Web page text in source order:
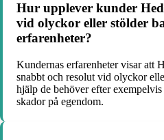
Hur upplever kunder
vid olyckor eller stölder
erfarenheter?
Kundernas erfarenheter visar att
snabbt och resolut vid olyckor
hjälp de behöver efter
skador på egendom.